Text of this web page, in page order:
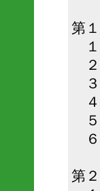
第
１
２
３
４
５
６
第